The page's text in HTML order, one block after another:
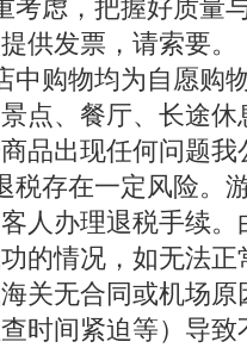
虑，把握好质量
供发票，请索要。
购物均为自愿购
点、餐厅、长途
品出现任何问题
存在一定风险。
人办理退税手续
的情况，如无法
关无合同或机场
时间紧迫等）导